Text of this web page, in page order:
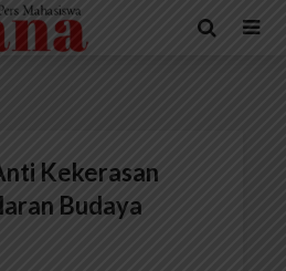
Kekerasan
Budaya